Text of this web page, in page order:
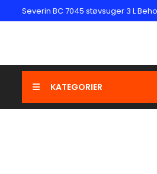
Severin BC 7045 støvsuger 3 L
KATEGORIER